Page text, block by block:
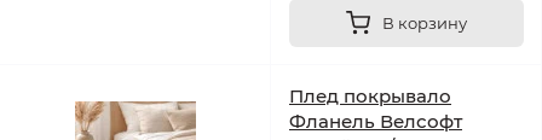
В корзину
Плед покрывало
Фланель Велсофт